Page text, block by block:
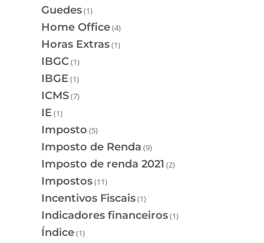
Guedes(1)
Home Office(4)
Horas Extras(1)
IBGC(1)
IBGE(1)
ICMS(7)
IE(1)
Imposto (5)
Imposto de Renda (9)
Imposto de renda 2021 (2)
Impostos(11)
Incentivos Fiscais(1)
Indicadores financeiros(1)
Índice(1)